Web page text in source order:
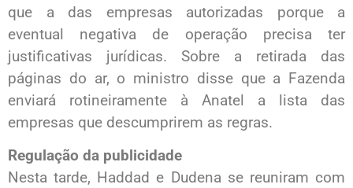
que a das empresas autorizadas porque a
eventual negativa de operação precisa ter
justificativas jurídicas. Sobre a retirada das
páginas do ar, o ministro disse que a Fazenda
enviará rotineiramente à Anatel a lista das
empresas que descumprirem as regras.
Regulação da publicidade
Nesta tarde, Haddad e Dudena se reuniram com